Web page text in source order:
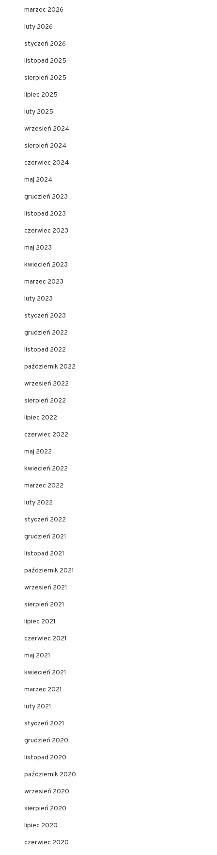
marzec 2026
luty 2026
styczeń 2026
listopad 2025
sierpień 2025
lipiec 2025
luty 2025
wrzesień 2024
sierpień 2024
czerwiec 2024
maj 2024
grudzień 2023
listopad 2023
czerwiec 2023
maj 2023
kwiecień 2023
marzec 2023
luty 2023
styczeń 2023
grudzień 2022
listopad 2022
październik 2022
wrzesień 2022
sierpień 2022
lipiec 2022
czerwiec 2022
maj 2022
kwiecień 2022
marzec 2022
luty 2022
styczeń 2022
grudzień 2021
listopad 2021
październik 2021
wrzesień 2021
sierpień 2021
lipiec 2021
czerwiec 2021
maj 2021
kwiecień 2021
marzec 2021
luty 2021
styczeń 2021
grudzień 2020
listopad 2020
październik 2020
wrzesień 2020
sierpień 2020
lipiec 2020
czerwiec 2020